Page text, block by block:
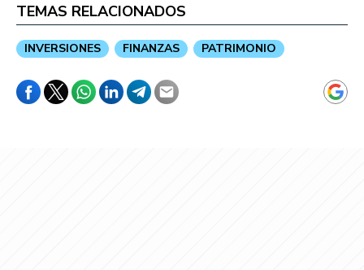
TEMAS RELACIONADOS
INVERSIONES FINANZAS PATRIMONIO